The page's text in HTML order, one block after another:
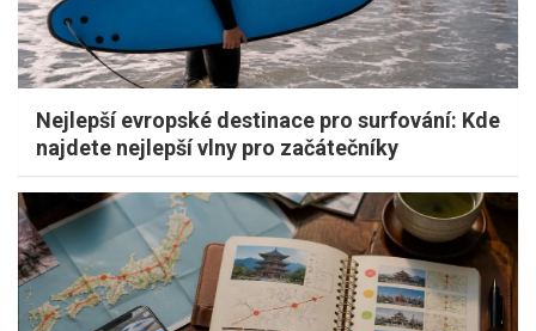
Nejlepší evropské destinace pro surfování: Kde
najdete nejlepší vlny pro začátečníky